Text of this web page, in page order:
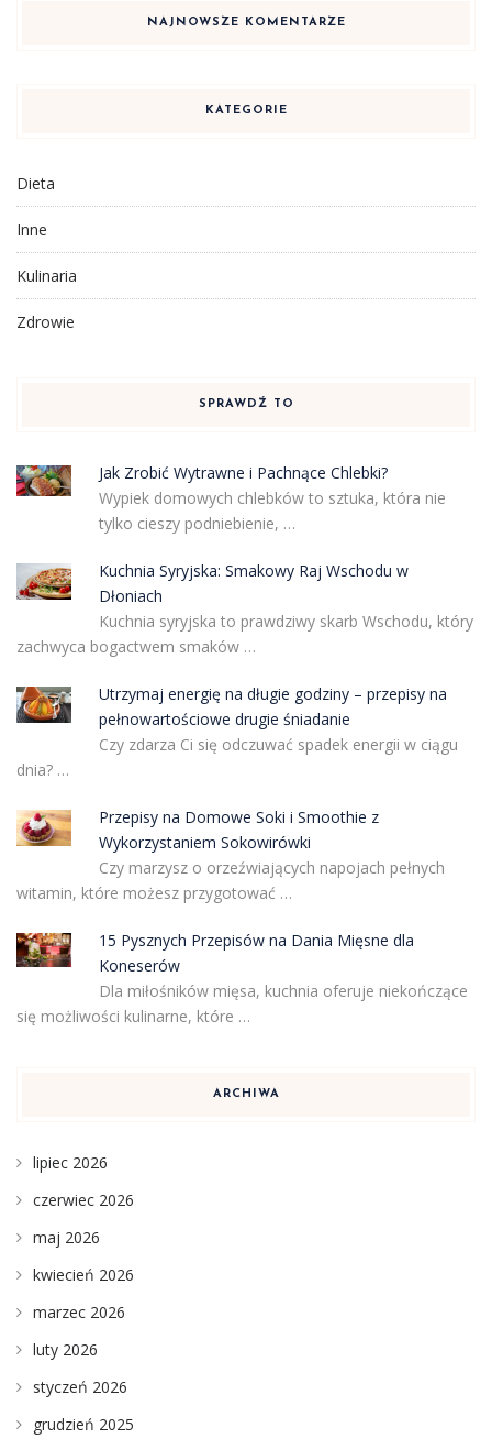
NAJNOWSZE KOMENTARZE
KATEGORIE
Dieta
Inne
Kulinaria
Zdrowie
SPRAWDŹ TO
Jak Zrobić Wytrawne i Pachnące Chlebki?
Wypiek domowych chlebków to sztuka, która nie
tylko cieszy podniebienie, …
Kuchnia Syryjska: Smakowy Raj Wschodu w
Dłoniach
Kuchnia syryjska to prawdziwy skarb Wschodu, który
zachwyca bogactwem smaków …
Utrzymaj energię na długie godziny – przepisy na
pełnowartościowe drugie śniadanie
Czy zdarza Ci się odczuwać spadek energii w ciągu
dnia? …
Przepisy na Domowe Soki i Smoothie z
Wykorzystaniem Sokowirówki
Czy marzysz o orzeźwiających napojach pełnych
witamin, które możesz przygotować …
15 Pysznych Przepisów na Dania Mięsne dla
Koneserów
Dla miłośników mięsa, kuchnia oferuje niekończące
się możliwości kulinarne, które …
ARCHIWA
lipiec 2026
czerwiec 2026
maj 2026
kwiecień 2026
marzec 2026
luty 2026
styczeń 2026
grudzień 2025